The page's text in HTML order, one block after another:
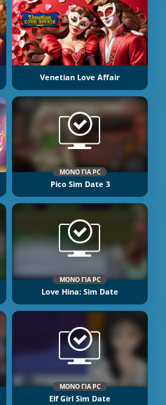
Venetian Love Affair
ΜΌΝΟ ΓΙΑ PC
Pico Sim Date 3
ΜΌΝΟ ΓΙΑ PC
Love Hina: Sim Date
ΜΌΝΟ ΓΙΑ PC
Elf Girl Sim Date